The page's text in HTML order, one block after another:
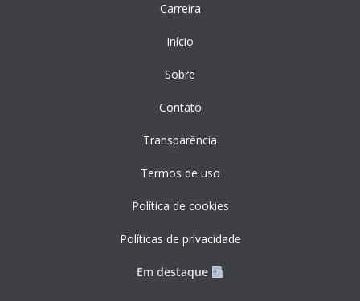
Carreira
Início
Sobre
Contato
Transparência
Termos de uso
Política de cookies
Políticas de privacidade
Em destaque